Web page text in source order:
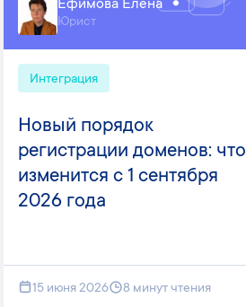
Ефимова Елена
Юрист
Интеграция
Новый порядок
регистрации доменов: что
изменится с 1 сентября
2026 года
15 июня 2026 8 минут чтения